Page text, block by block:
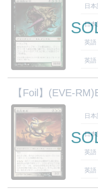
日
日本
英語
英語
【Foil】(EVE-
日
日本
英語
英語